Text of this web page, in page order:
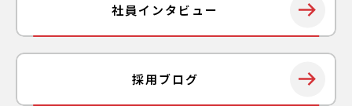
採用基準について
応募資格を満たしていないのですが応募でき
社員インタビュー
採用ブログ